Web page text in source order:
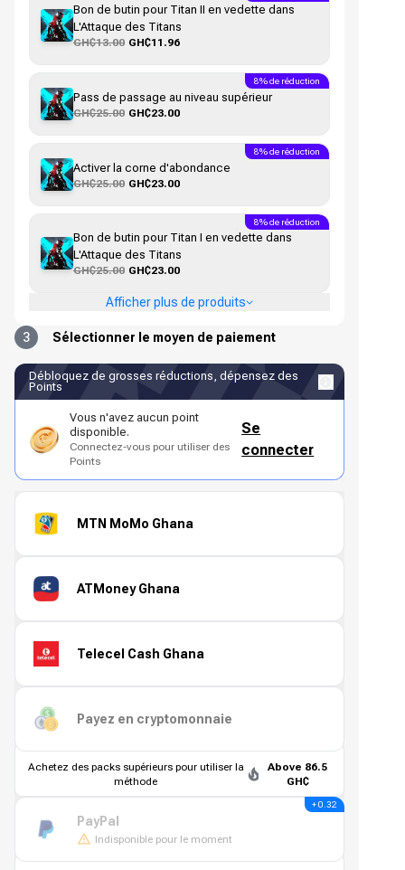
Bon de butin pour Titan II en vedette dans
L'Attaque des Titans
GH₵13.00 GH₵11.96
Pass de passage au niveau supérieur
GH₵25.00 GH₵23.00
8% de réduction
Activer la corne d'abondance
GH₵25.00 GH₵23.00
8% de réduction
Bon de butin pour Titan I en vedette dans
L'Attaque des Titans
GH₵25.00 GH₵23.00
8% de réduction
Afficher plus de produits
3 Sélectionner le moyen de paiement
Débloquez de grosses réductions, dépensez des
Points
Vous n'avez aucun point
disponible.
Connectez-vous pour utiliser des
Points
Se
connecter
MTN MoMo Ghana
ATMoney Ghana
Telecel Cash Ghana
Payez en cryptomonnaie
Achetez des packs supérieurs pour utiliser la
méthode
Above 86.5
GH₵
PayPal
Indisponible pour le moment
+ 0.32